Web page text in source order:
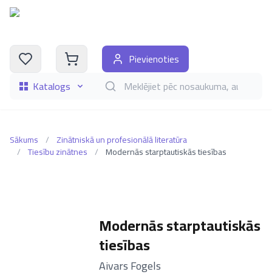
Katalogs Meklēt grāmatas pēc nosaukuma, autora,
Pievienoties
Sākums / Zinātniskā un profesionālā literatūra
/ Tiesību zinātnes / Modernās starptautiskās tiesības
Modernās starptautiskās
tiesības
–
Aivars Fogels